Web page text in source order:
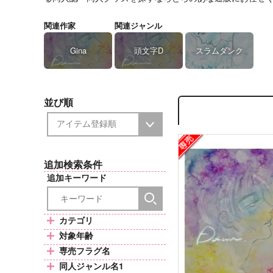
関連作家
Gina
関連ジャンル
頭文字D スラムダンク
並び順
追加検索条件
追加キーワード
カテゴリ
対象年齢
専売フラグ名
同人ジャンル名1